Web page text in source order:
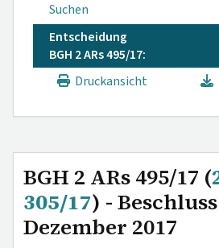
Suchen
Entscheidung
BGH 2 ARs 495/17:
Druckansicht
BGH 2 ARs 495/17 (
305/17) -
Dezember 2017